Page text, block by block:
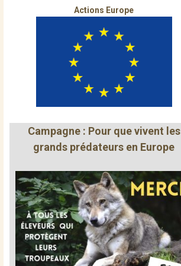
Actions Europe
Campagne : Pour que vivent les
grands prédateurs en Europe